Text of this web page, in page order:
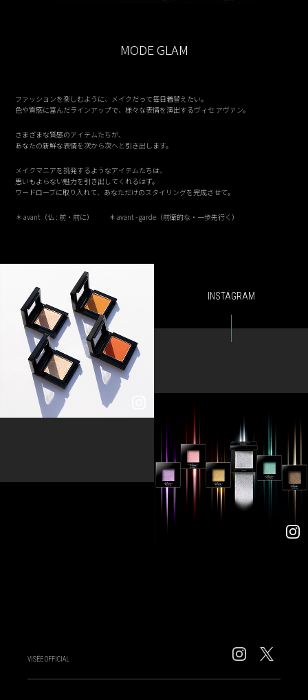
MODE GLAM
ファッションを楽しむように、メイクだって毎日着替えたい。
色や質感に富んだラインアップで、様々な表情を演出するヴィセ アヴァン。
さまざまな質感のアイテムたちが、
あなたの新鮮な表情を次から次へと引き出します。
メイクマニアを挑発するようなアイテムたちは、
思いもよらない魅力を引き出してくれるはず。
ワードローブに取り入れて、あなただけのスタイリングを完成させて。
＊ avant（仏 : 前・前に） ＊ avant - garde（前衛的な・一歩先行く）
INSTAGRAM
VISÉE OFFICIAL